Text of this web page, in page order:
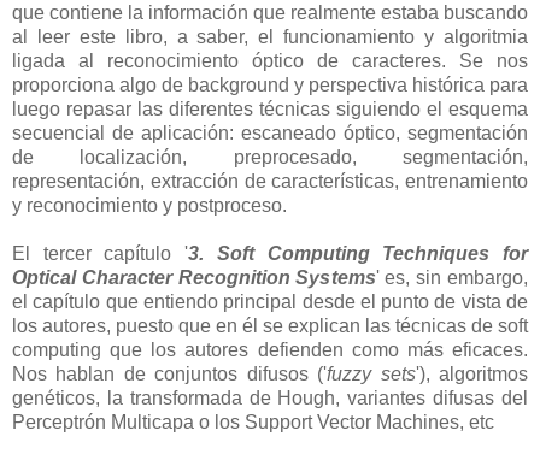
que contiene la información que realmente estaba buscando
al leer este libro, a saber, el funcionamiento y algoritmia
ligada al reconocimiento óptico de caracteres. Se nos
proporciona algo de background y perspectiva histórica para
luego repasar las diferentes técnicas siguiendo el esquema
secuencial de aplicación: escaneado óptico, segmentación
de localización, preprocesado, segmentación,
representación, extracción de características, entrenamiento
y reconocimiento y postproceso.
El tercer capítulo '3. Soft Computing Techniques for
Optical Character Recognition Systems' es, sin embargo,
el capítulo que entiendo principal desde el punto de vista de
los autores, puesto que en él se explican las técnicas de soft
computing que los autores defienden como más eficaces.
Nos hablan de conjuntos difusos ('fuzzy sets'), algoritmos
genéticos, la transformada de Hough, variantes difusas del
Perceptrón Multicapa o los Support Vector Machines, etc